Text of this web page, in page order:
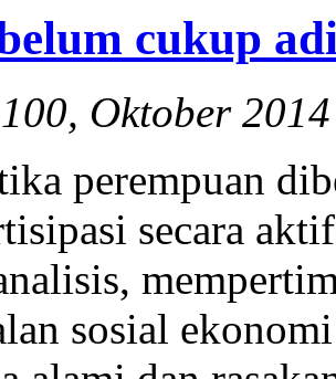
cukup
Oktober 2014
perempuan
secara
sosial